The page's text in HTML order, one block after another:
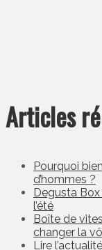
Articles
Pourquoi
d’hommes ?
Degusta
l’été
Boîte de
changer la
Lire